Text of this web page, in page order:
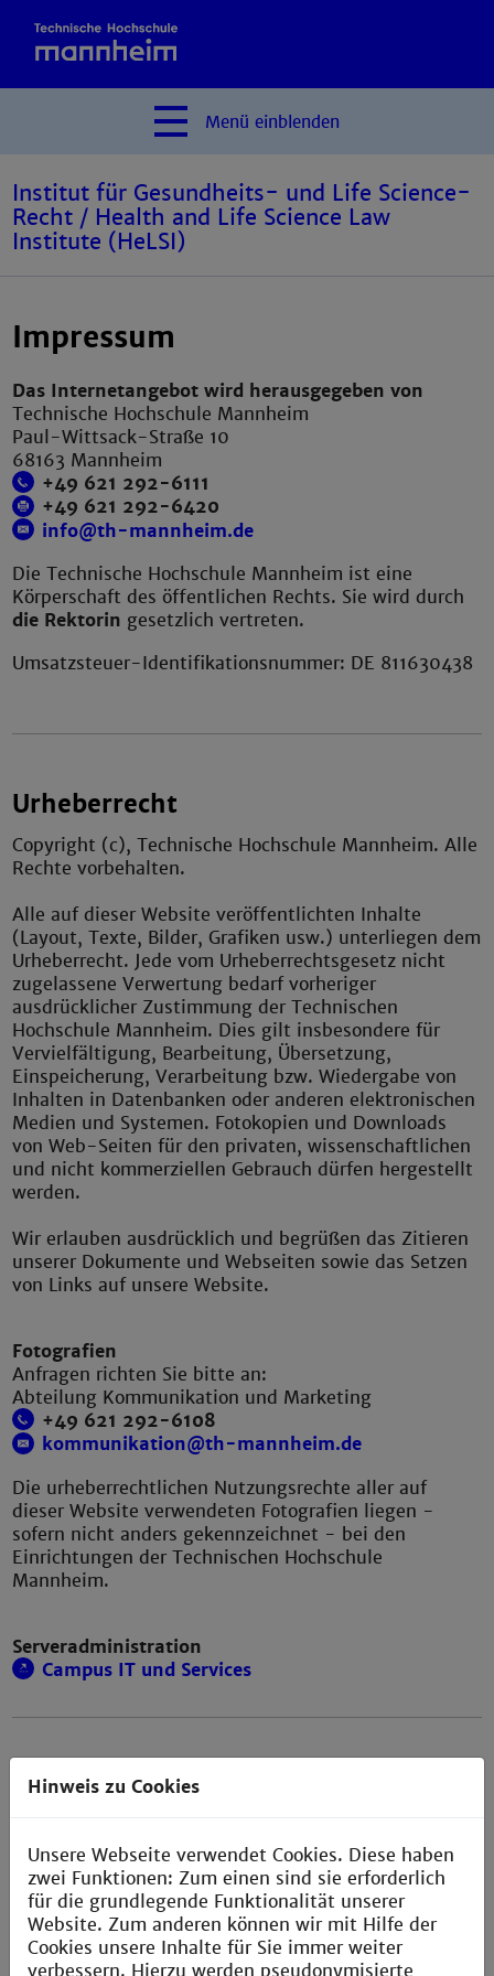
Menü einblenden
Institut für Gesundheits- und Life Science-
Recht / Health and Life Science Law
Institute (HeLSI)
Impressum
Das Internetangebot wird herausgegeben von
Technische Hochschule Mannheim
Paul-Wittsack-Straße 10
68163 Mannheim
+49 621 292-6111
+49 621 292-6420
info@th-mannheim.de
Die Technische Hochschule Mannheim ist eine
Körperschaft des öffentlichen Rechts. Sie wird durch
die Rektorin gesetzlich vertreten.
Umsatzsteuer-Identifikationsnummer: DE 811630438
Urheberrecht
Copyright (c), Technische Hochschule Mannheim. Alle
Rechte vorbehalten.
Alle auf dieser Website veröffentlichten Inhalte
(Layout, Texte, Bilder, Grafiken usw.) unterliegen dem
Urheberrecht. Jede vom Urheberrechtsgesetz nicht
zugelassene Verwertung bedarf vorheriger
ausdrücklicher Zustimmung der Technischen
Hochschule Mannheim. Dies gilt insbesondere für
Vervielfältigung, Bearbeitung, Übersetzung,
Einspeicherung, Verarbeitung bzw. Wiedergabe von
Inhalten in Datenbanken oder anderen elektronischen
Medien und Systemen. Fotokopien und Downloads
von Web-Seiten für den privaten, wissenschaftlichen
und nicht kommerziellen Gebrauch dürfen hergestellt
werden.
Wir erlauben ausdrücklich und begrüßen das Zitieren
unserer Dokumente und Webseiten sowie das Setzen
von Links auf unsere Website.
Fotografien
Anfragen richten Sie bitte an:
Abteilung Kommunikation und Marketing
+49 621 292-6108
kommunikation@th-mannheim.de
Die urheberrechtlichen Nutzungsrechte aller auf
dieser Website verwendeten Fotografien liegen -
sofern nicht anders gekennzeichnet - bei den
Einrichtungen der Technischen Hochschule
Mannheim.
Serveradministration
Campus IT und Services
Haftungsausschluss
Die Inhalte dieser Website werden mit größtmöglicher
Sorgfalt recherchiert und implementiert. Fehler im
Bearbeitungsvorgang sind dennoch nicht
auszuschließen. Hinweise und Korrekturen senden Sie
bitte an den WWW-Beauftragten. Eine Haftung für
die Richtigkeit, Vollständigkeit und Aktualität dieser
Hinweis zu Cookies
Unsere Webseite verwendet Cookies. Diese haben
zwei Funktionen: Zum einen sind sie erforderlich
für die grundlegende Funktionalität unserer
Website. Zum anderen können wir mit Hilfe der
Cookies unsere Inhalte für Sie immer weiter
verbessern. Hierzu werden pseudonymisierte